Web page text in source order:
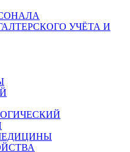
УЧЁТА И